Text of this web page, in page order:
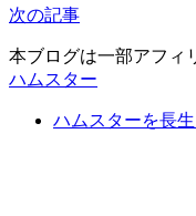
次の記事
本ブログは一部アフィ
ハムスター
ハムスターを長